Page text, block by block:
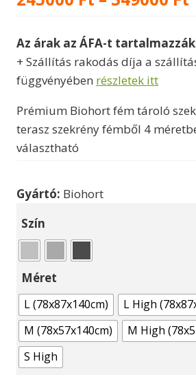
-
Az árak az ÁFA-t
+ Szállítás rakodás díja a
függvényében részletek itt
Prémium Biohort fém tároló
terasz szekrény fémből 4
választható
Gyártó: Biohort
Szín
Méret
L (78x87x140cm)
L High
M (78x57x140cm)
M High
S High